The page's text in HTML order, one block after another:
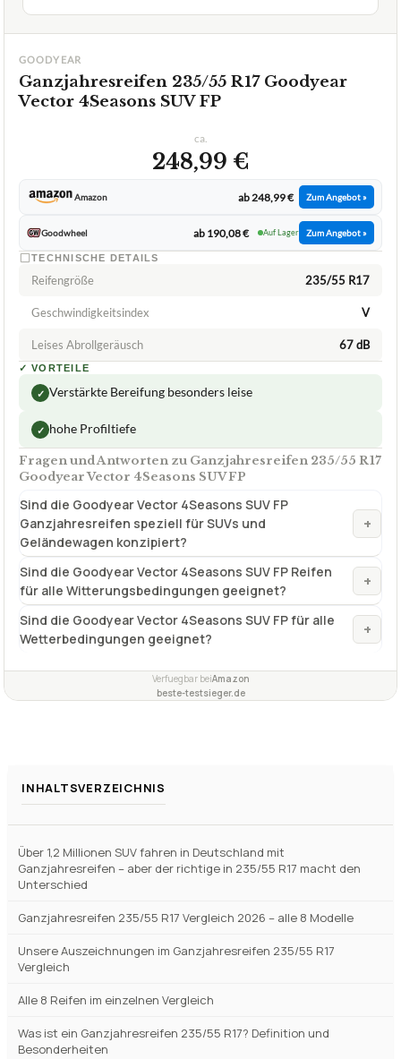
GOODYEAR
Ganzjahresreifen 235/55 R17 Goodyear
Vector 4Seasons SUV FP
ca.
248,99 €
Amazon ab 248,99 € Zum Angebot »
Goodwheel ab 190,08 € Auf Lager Zum Angebot »
TECHNISCHE DETAILS
Reifengröße 235/55 R17
Geschwindigkeitsindex V
Leises Abrollgeräusch 67 dB
✓ VORTEILE
✓ Verstärkte Bereifung besonders leise
✓ hohe Profiltiefe
Fragen und Antworten zu Ganzjahresreifen 235/55 R17
Goodyear Vector 4Seasons SUV FP
Sind die Goodyear Vector 4Seasons SUV FP
Ganzjahresreifen speziell für SUVs und
Geländewagen konzipiert?
+
Sind die Goodyear Vector 4Seasons SUV FP Reifen
für alle Witterungsbedingungen geeignet?
+
Sind die Goodyear Vector 4Seasons SUV FP für alle
Wetterbedingungen geeignet?
+
Verfuegbar beiAmazon
beste-testsieger.de
INHALTSVERZEICHNIS
Über 1,2 Millionen SUV fahren in Deutschland mit
Ganzjahresreifen – aber der richtige in 235/55 R17 macht den
Unterschied
Ganzjahresreifen 235/55 R17 Vergleich 2026 – alle 8 Modelle
Unsere Auszeichnungen im Ganzjahresreifen 235/55 R17
Vergleich
Alle 8 Reifen im einzelnen Vergleich
Was ist ein Ganzjahresreifen 235/55 R17? Definition und
Besonderheiten